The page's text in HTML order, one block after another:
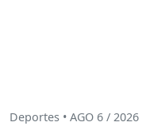
Deportes • AGO 6 / 2026